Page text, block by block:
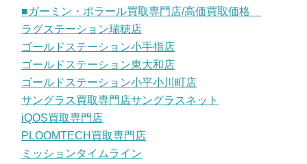
■ガーミン・ポラール買取専門店/高価買取価格
ラグステーション瑞穂店
ゴールドステーション小手指店
ゴールドステーション東大和店
ゴールドステーション小平小川町店
サングラス買取専門店サングラスネット
iQOS買取専門店
PLOOMTECH買取専門店
ミッションタイムライン